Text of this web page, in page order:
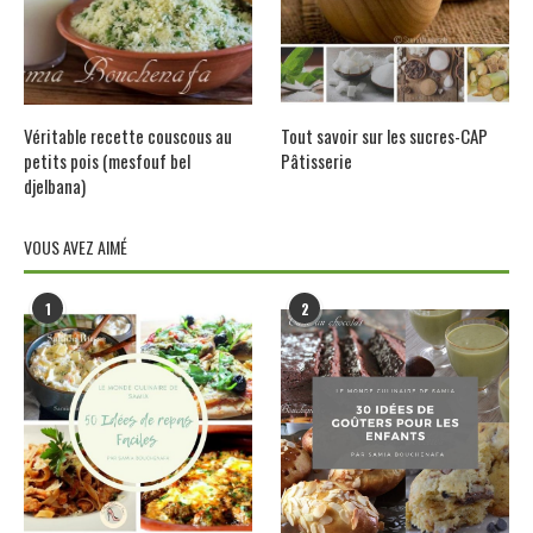
Véritable recette couscous au
petits pois (mesfouf bel
djelbana)
Tout savoir sur les sucres-CAP
Pâtisserie
VOUS AVEZ AIMÉ
1 2